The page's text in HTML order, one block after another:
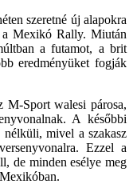
szeretné új alapokra
a Mexikó Rally. Miután
a futamot, a brit
eredményüket fogják
M-Sport walesi párosa,
A későbbi
mivel a szakasz
Ezzel a
de minden esélye meg